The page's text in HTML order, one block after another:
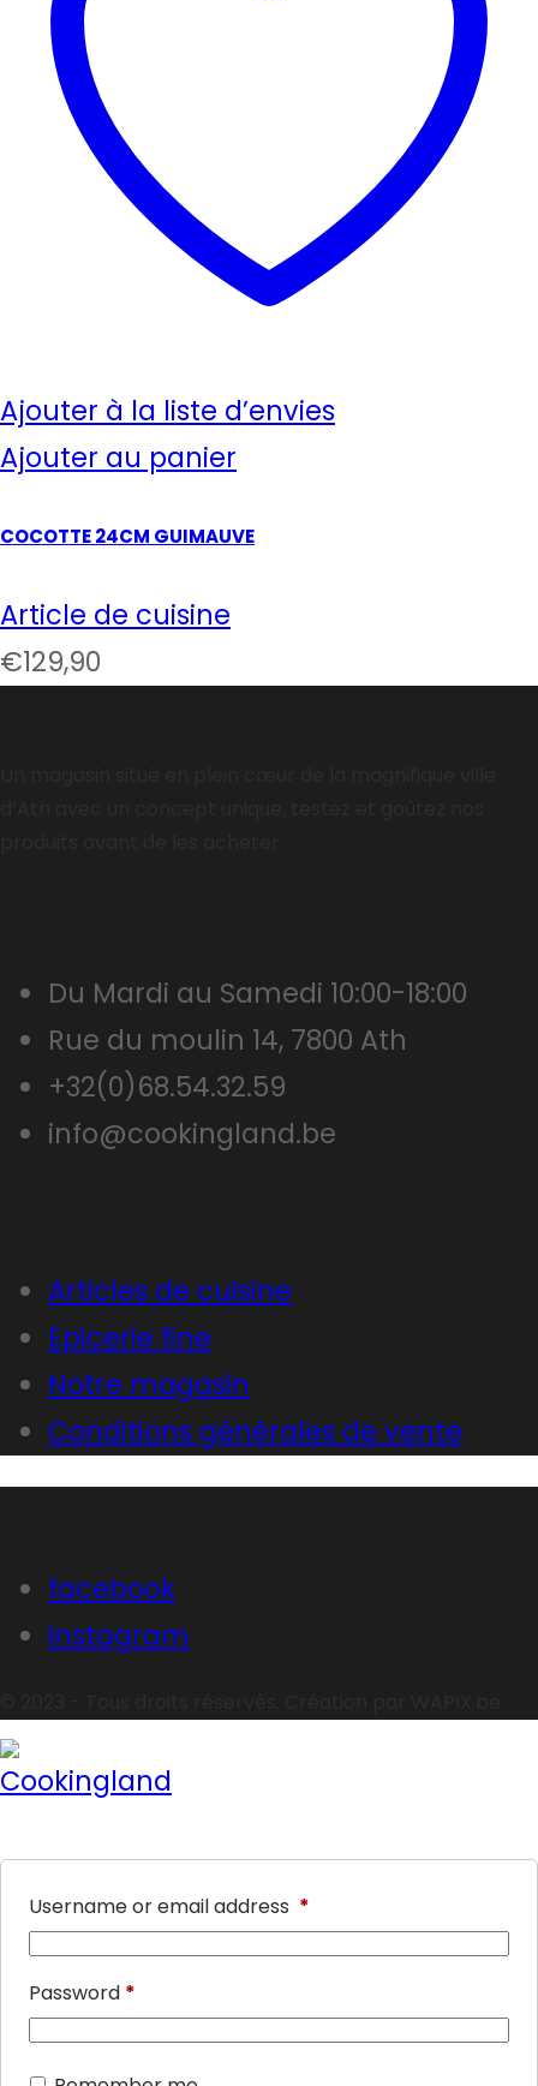
Ajouter à la liste d’envies
Ajouter au panier
COCOTTE 24CM GUIMAUVE
Article de cuisine
€129,90
Du Mardi au Samedi 10:00-18:00
Rue du moulin 14, 7800 Ath
+32(0)68.54.32.59
info@cookingland.be
Articles de cuisine
Epicerie fine
Notre magasin
Conditions générales de vente
facebook
instagram
Username or email address *
Password *